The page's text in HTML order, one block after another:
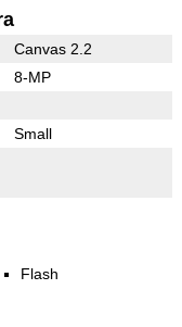
Canvas 2.2
8-MP
Small
Flash